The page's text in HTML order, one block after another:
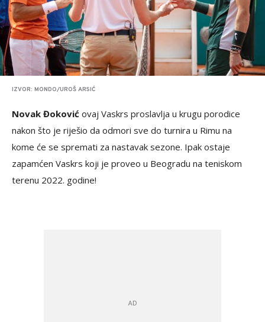
IZVOR: MONDO/UROŠ ARSIĆ
Novak Đoković ovaj Vaskrs proslavlja u krugu porodice
nakon što je riješio da odmori sve do turnira u Rimu na
kome će se spremati za nastavak sezone. Ipak ostaje
zapamćen Vaskrs koji je proveo u Beogradu na teniskom
terenu 2022. godine!